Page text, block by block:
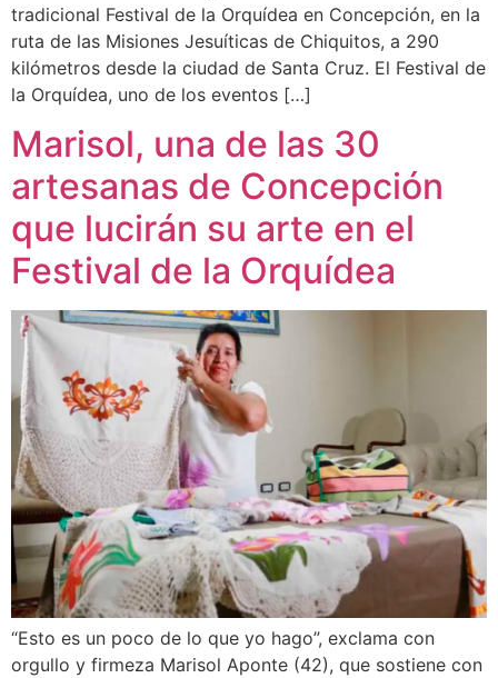
tradicional Festival de la Orquídea en Concepción, en la
ruta de las Misiones Jesuíticas de Chiquitos, a 290
kilómetros desde la ciudad de Santa Cruz. El Festival de
la Orquídea, uno de los eventos […]
Marisol, una de las 30
artesanas de Concepción
que lucirán su arte en el
Festival de la Orquídea
“Esto es un poco de lo que yo hago”, exclama con
orgullo y firmeza Marisol Aponte (42), que sostiene con